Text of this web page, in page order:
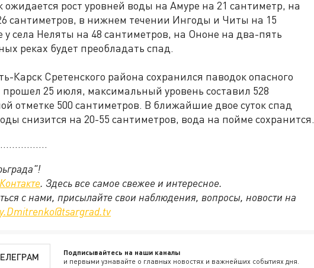
рост уровней воды на Амуре на 21 сантиметр, на
сантиметров, в нижнем течении Ингоды и Читы на 15
села Неляты на 48 сантиметров, на Ононе на два-пять
реках будет преобладать спад.
Карск Сретенского района сохранился паводок опасного
25 июля, максимальный уровень составил 528
отметке 500 сантиметров. В ближайшие двое суток спад
снизится на 20-55 сантиметров, вода на пойме сохранится.
. Здесь все самое свежее и интересное.
с нами, присылайте свои наблюдения, вопросы, новости на
Подписывайтесь на наши каналы
и первыми узнавайте о главных новостях и важнейших событиях дня.